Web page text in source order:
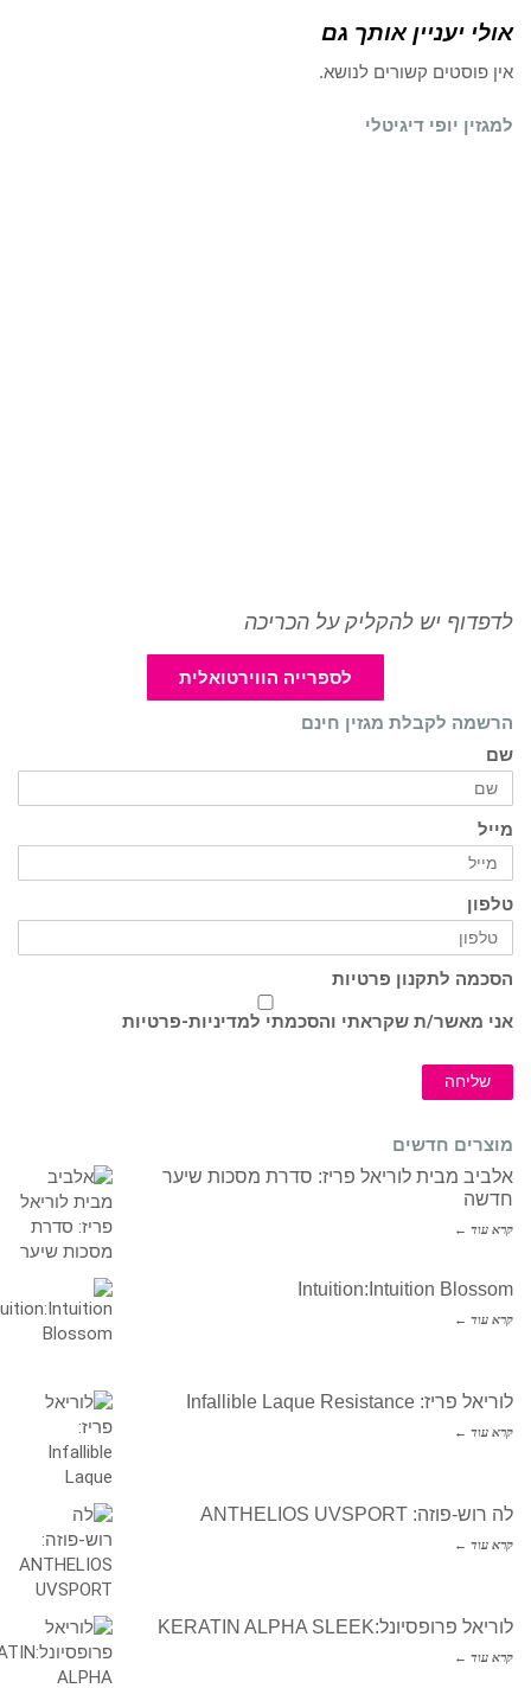
אולי יעניין אותך גם
אין פוסטים קשורים לנושא.
למגזין יופי דיגיטלי
לדפדוף יש להקליק על הכריכה
לספרייה הווירטואלית
הרשמה לקבלת מגזין חינם
שם
מייל
טלפון
הסכמה לתקנון פרטיות
אני מאשר/ת שקראתי והסכמתי למדיניות-פרטיות
שליחה
מוצרים חדשים
אלביב מבית לוריאל פריז: סדרת מסכות שיער
חדשה
קרא עוד ←
Intuition:Intuition Blossom
קרא עוד ←
לוריאל פריז: Infallible Laque Resistance
קרא עוד ←
לה רוש-פוזה: ANTHELIOS UVSPORT
קרא עוד ←
לוריאל פרופסיונל:KERATIN ALPHA SLEEK
קרא עוד ←